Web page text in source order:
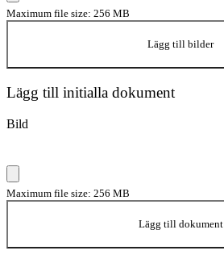
Maximum file size: 256 MB
Lägg till bilder
Lägg till initialla dokument
Bild
Maximum file size: 256 MB
Lägg till dokument